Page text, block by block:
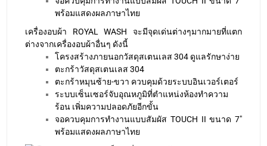
เครื่องอบผ้า ROYAL WASH จะมีจุดเด่นต่างๆมากมายที่แตก
ต่างจากเครื่องอบผ้าอื่นๆ ดังนี้
โครงสร้างภายนอกวัสดุสเตนเลส 304 ดูแลรักษาง่าย
ตะกร้าวัสดุสเตนเลส 304
ตะกร้าหมุนซ้าย-ขวา ควบคุมด้วยระบบอินเวอร์เตอร์
ระบบเซ็นเซอร์จับอุณหภูมิที่ตำแหน่งห้องทำความ
ร้อน เพิ่มความปลอดภัยอีกขั้น
จอควบคุมการทำงานแบบสัมผัส TOUCH II ขนาด 7″
พร้อมแสดงผลภาษาไทย
ROYAL WASH เป็นเครื่องซัก-อบผ้าอุตสาหกรรม ผลิต